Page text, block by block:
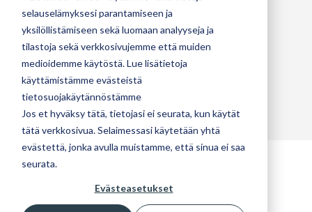
selauselämyksesi parantamiseen ja
yksilöllistämiseen sekä luomaan analyyseja ja
tilastoja sekä verkkosivujemme että muiden
medioidemme käytöstä. Lue lisätietoja
käyttämistämme evästeistä
tietosuojakäytännöstämme
Jos et hyväksy tätä, tietojasi ei seurata, kun käytät
tätä verkkosivua. Selaimessasi käytetään yhtä
evästettä, jonka avulla muistamme, että sinua ei saa
seurata.
Evästeasetukset
From our villa
and cottage
collection, you
will find
modern and
traditional
favorites. We
also design
models
individually.
Explore our
individual
house models.
The PolarHouse
house package
offers the
freedom to
customize plans
and materials
according to
your wishes.
PolarHouse:
Sannitie 2, 94450 Keminmaa
Puh. 020 755 9070
info@polarhouse.com
Factory:
Torniontie 16, 94450 Keminmaa
PolarHouse sales
representatives